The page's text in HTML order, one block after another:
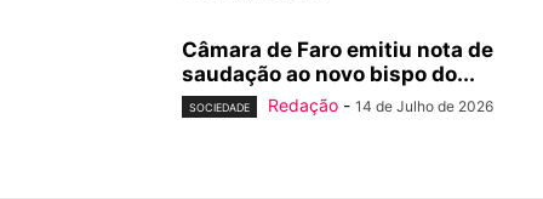
Câmara de Faro emitiu nota de
saudação ao novo bispo do...
SOCIEDADE Redação - 14 de Julho de 2026